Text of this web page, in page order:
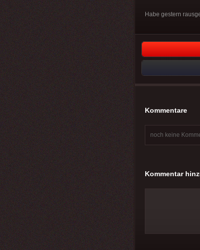
Habe gestern
Kommentare
noch keine
Kommentar